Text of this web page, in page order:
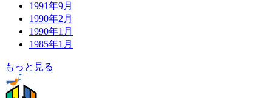
1991年9月
1990年2月
1990年1月
1985年1月
もっと見る